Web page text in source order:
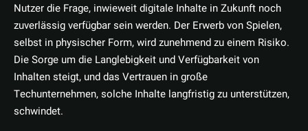
Nutzer die Frage, inwieweit digitale Inhalte in Zukunft noch
zuverlässig verfügbar sein werden. Der Erwerb von Spielen,
selbst in physischer Form, wird zunehmend zu einem Risiko.
Die Sorge um die Langlebigkeit und Verfügbarkeit von
Inhalten steigt, und das Vertrauen in große
Techunternehmen, solche Inhalte langfristig zu unterstützen,
schwindet.